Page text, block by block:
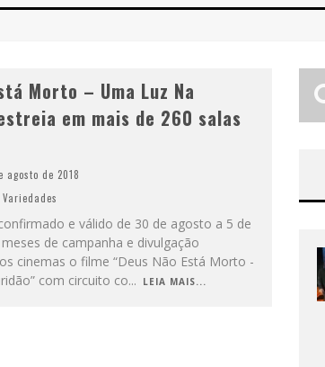
Morto – Uma Luz Na
em mais de 260 salas
agosto de 2018
Variedades
e válido de 30 de agosto a 5 de
de campanha e divulgação
cinemas o filme “Deus Não Está Morto -
com circuito co... LEIA MAIS...